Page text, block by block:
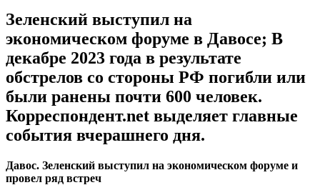
Зеленский выступил на
экономическом форуме в Давосе; В
декабре 2023 года в результате
обстрелов со стороны РФ погибли или
были ранены почти 600 человек.
Корреспондент.net выделяет главные
события вчерашнего дня.
Давос. Зеленский выступил на экономическом форуме и
провел ряд встреч